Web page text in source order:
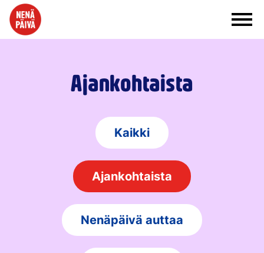
Siirry sisältöön
Ajankohtaista
Kaikki
Ajankohtaista
Nenäpäivä auttaa